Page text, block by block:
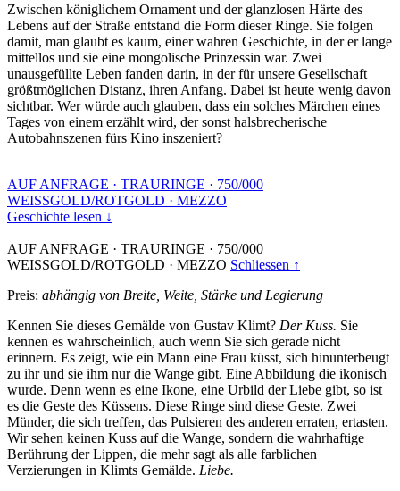
Zwischen königlichem Ornament und der glanzlosen Härte des
Lebens auf der Straße entstand die Form dieser Ringe. Sie folgen
damit, man glaubt es kaum, einer wahren Geschichte, in der er lange
mittellos und sie eine mongolische Prinzessin war. Zwei
unausgefüllte Leben fanden darin, in der für unsere Gesellschaft
größtmöglichen Distanz, ihren Anfang. Dabei ist heute wenig davon
sichtbar. Wer würde auch glauben, dass ein solches Märchen eines
Tages von einem erzählt wird, der sonst halsbrecherische
Autobahnszenen fürs Kino inszeniert?
AUF ANFRAGE · TRAURINGE · 750/000
WEISSGOLD/ROTGOLD · MEZZO
Geschichte lesen ↓
AUF ANFRAGE · TRAURINGE · 750/000
WEISSGOLD/ROTGOLD · MEZZO Schliessen ↑
Preis: abhängig von Breite, Weite, Stärke und Legierung
Kennen Sie dieses Gemälde von Gustav Klimt? Der Kuss. Sie
kennen es wahrscheinlich, auch wenn Sie sich gerade nicht
erinnern. Es zeigt, wie ein Mann eine Frau küsst, sich hinunterbeugt
zu ihr und sie ihm nur die Wange gibt. Eine Abbildung die ikonisch
wurde. Denn wenn es eine Ikone, eine Urbild der Liebe gibt, so ist
es die Geste des Küssens. Diese Ringe sind diese Geste. Zwei
Münder, die sich treffen, das Pulsieren des anderen erraten, ertasten.
Wir sehen keinen Kuss auf die Wange, sondern die wahrhaftige
Berührung der Lippen, die mehr sagt als alle farblichen
Verzierungen in Klimts Gemälde. Liebe.